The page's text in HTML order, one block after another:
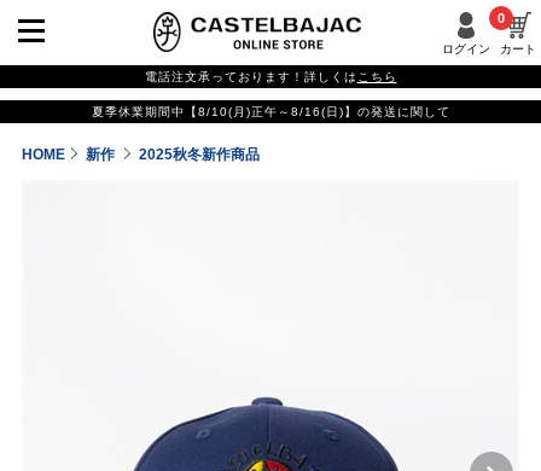
ログイン カート
0
電話注文承っております！詳しくは こちら
夏季休業期間中【8/10(月)正午～8/16(日)】の発送に関して
HOME 新作 2025秋冬新作商品